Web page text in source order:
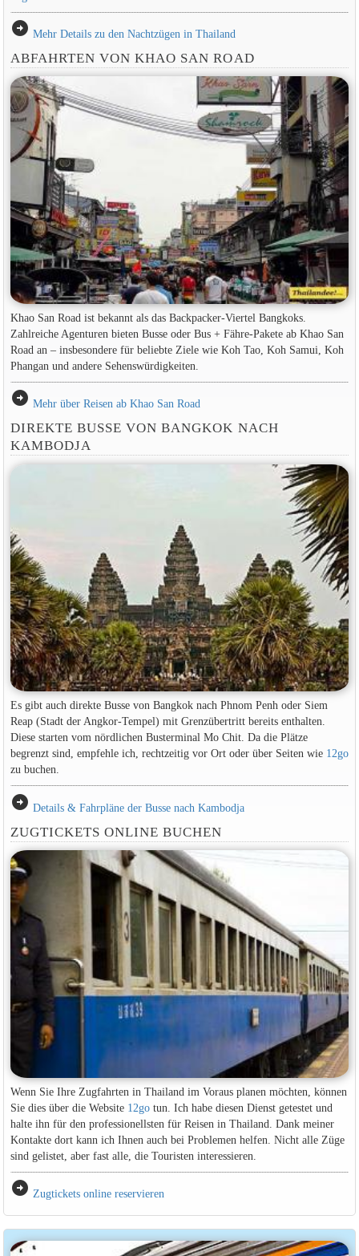
arrow_circle_right Mehr Details zu den Nachtzügen in Thailand
ABFAHRTEN VON KHAO SAN ROAD
Khao San Road ist bekannt als das Backpacker-Viertel Bangkoks.
Zahlreiche Agenturen bieten Busse oder Bus + Fähre-Pakete ab Khao San
Road an – insbesondere für beliebte Ziele wie Koh Tao, Koh Samui, Koh
Phangan und andere Sehenswürdigkeiten.
arrow_circle_right Mehr über Reisen ab Khao San Road
DIREKTE BUSSE VON BANGKOK NACH
KAMBODJA
Es gibt auch direkte Busse von Bangkok nach Phnom Penh oder Siem
Reap (Stadt der Angkor-Tempel) mit Grenzübertritt bereits enthalten.
Diese starten vom nördlichen Busterminal Mo Chit. Da die Plätze
begrenzt sind, empfehle ich, rechtzeitig vor Ort oder über Seiten wie 12go
zu buchen.
arrow_circle_right Details & Fahrpläne der Busse nach Kambodja
ZUGTICKETS ONLINE BUCHEN
Wenn Sie Ihre Zugfahrten in Thailand im Voraus planen möchten, können
Sie dies über die Website 12gotun. Ich habe diesen Dienst getestet und
halte ihn für den professionellsten für Reisen in Thailand. Dank meiner
Kontakte dort kann ich Ihnen auch bei Problemen helfen. Nicht alle Züge
sind gelistet, aber fast alle, die Touristen interessieren.
arrow_circle_right Zugtickets online reservieren